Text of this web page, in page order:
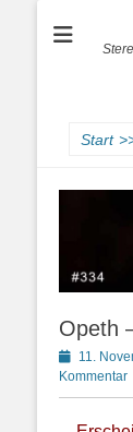
Start
Opeth
Posted
on
11.
Kommentar